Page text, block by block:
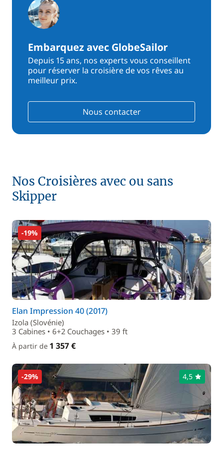
Embarquez avec GlobeSailor
Depuis 15 ans, nos experts vous conseillent
pour réserver la croisière de vos rêves au
meilleur prix.
Nous contacter
Nos Croisières avec ou sans
Skipper
-19%
Elan Impression 40 (2017)
Izola (Slovénie)
3 Cabines • 6+2 Couchages • 39 ft
À partir de 1 357 €
-29% 4,5